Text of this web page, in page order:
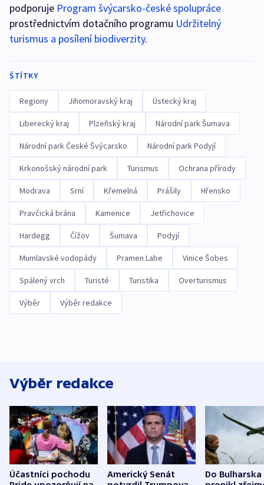
podporuje Program švýcarsko-české spolupráce
prostřednictvím dotačního programu Udržitelný
turismus a posílení biodiverzity.
ŠTÍTKY
Regiony Jihomoravský kraj Ústecký kraj
Liberecký kraj Plzeňský kraj Národní park Šumava
Národní park České Švýcarsko Národní park Podyjí
Krkonošský národní park Turismus Ochrana přírody
Modrava Srní Křemelná Prášily Hřensko
Pravčická brána Kamenice Jetřichovice
Hardegg Čížov Šumava Podyjí
Mumlavské vodopády Pramen Labe Vinice Šobes
Spálený vrch Turisté Turistika Overturismus
Výběr Výběr redakce
Výběr redakce
Účastníci pochodu
Americký Senát
Do Bulharska